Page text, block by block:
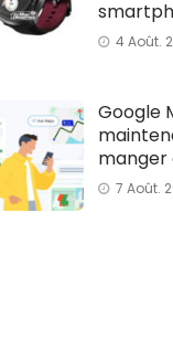
4 Août.
Google
manger
7 Août.